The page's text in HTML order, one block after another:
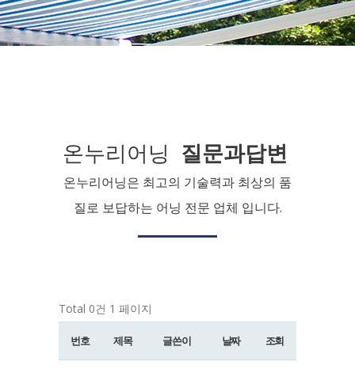
온누리어닝 질문과답변
온누리어닝은 최고의 기술력과 최상의 품
질로 보답하는 어닝 전문 업체 입니다.
Total 0건 1 페이지
번호 제목 글쓴이 날짜 조회